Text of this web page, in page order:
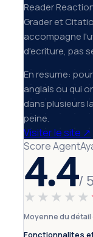
Reader
Grader et
accompagne
d'ecriture, pas
En resume:
anglais ou qui
dans plusieurs
peine.
Visiter le site ↗
Score
4.4/ 5
★★★★★
Moyenne du
Fonctionnalites